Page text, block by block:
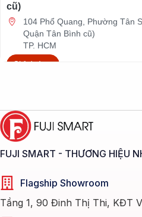
cũ)
104 Phổ Quang, Phường Tân
Quận Tân Bình cũ)
TP. HCM
Chỉ đường
(Phường Tân Phú, Quận 7 cũ)
Thành phố Hồ Chí Minh
Chỉ đường
Showroom tại Phường Tam
Minh (Phường 7, TP. Vũng Tàu
114 Hoàng Văn Thụ, Phường
FUJI SMART - THƯƠNG HIỆU
Flagship Showroom
Tầng 1, 90 Đinh Thị Thi, KĐT